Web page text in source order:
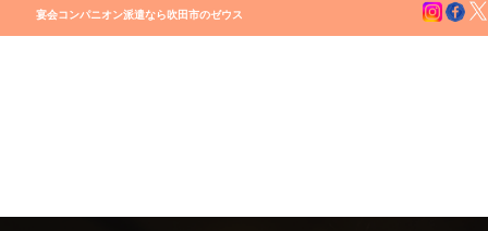
宴会コンパニオン派遣なら吹田市のゼウス